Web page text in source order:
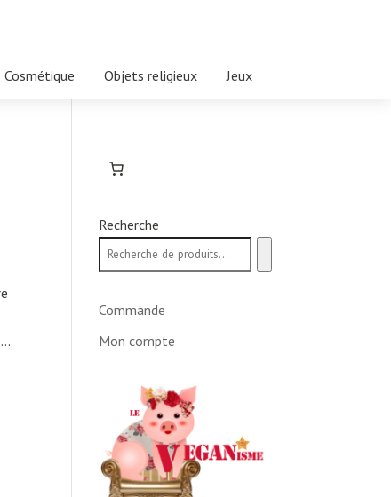
Cosmétique Objets religieux Jeux
Recherche
Commande
Mon compte